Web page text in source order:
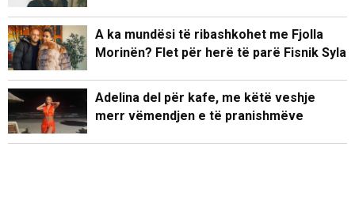
A ka mundësi të ribashkohet me Fjolla
Morinën? Flet për herë të parë Fisnik Syla
Adelina del për kafe, me këtë veshje
merr vëmendjen e të pranishmëve